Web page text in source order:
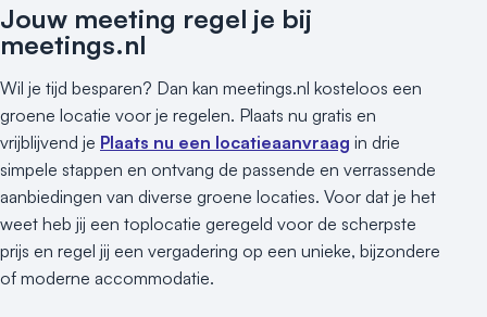
Jouw meeting regel je bij
meetings.nl
Wil je tijd besparen? Dan kan meetings.nl kosteloos een
groene locatie voor je regelen. Plaats nu gratis en
vrijblijvend je Plaats nu een locatieaanvraag in drie
simpele stappen en ontvang de passende en verrassende
aanbiedingen van diverse groene locaties. Voor dat je het
weet heb jij een toplocatie geregeld voor de scherpste
prijs en regel jij een vergadering op een unieke, bijzondere
of moderne accommodatie.